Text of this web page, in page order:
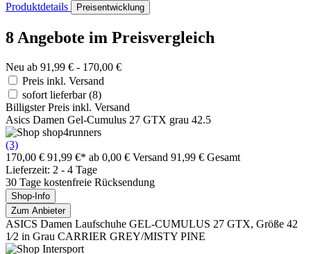
Produktdetails Preisentwicklung
8 Angebote im Preisvergleich
Neu ab 91,99 € - 170,00 €
Preis inkl. Versand
sofort lieferbar(8)
Billigster Preis inkl. Versand
Asics Damen Gel-Cumulus 27 GTX grau 42.5
(3)
170,00 € 91,99 €* ab 0,00 € Versand 91,99 € Gesamt
Lieferzeit: 2 - 4 Tage
30 Tage kostenfreie Rücksendung
Shop-Info
Zum Anbieter
ASICS Damen Laufschuhe GEL-CUMULUS 27 GTX, Größe 42
1⁄2 in Grau CARRIER GREY/MISTY PINE